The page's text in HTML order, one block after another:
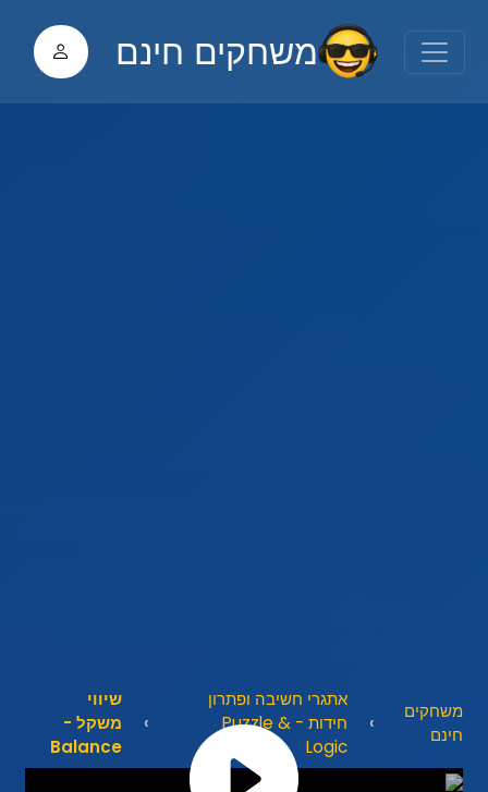
משחקים חינם
משחקים
חינם
אתגרי חשיבה ופתרון
חידות - Puzzle &
Logic
שיווי
משקל -
Balance